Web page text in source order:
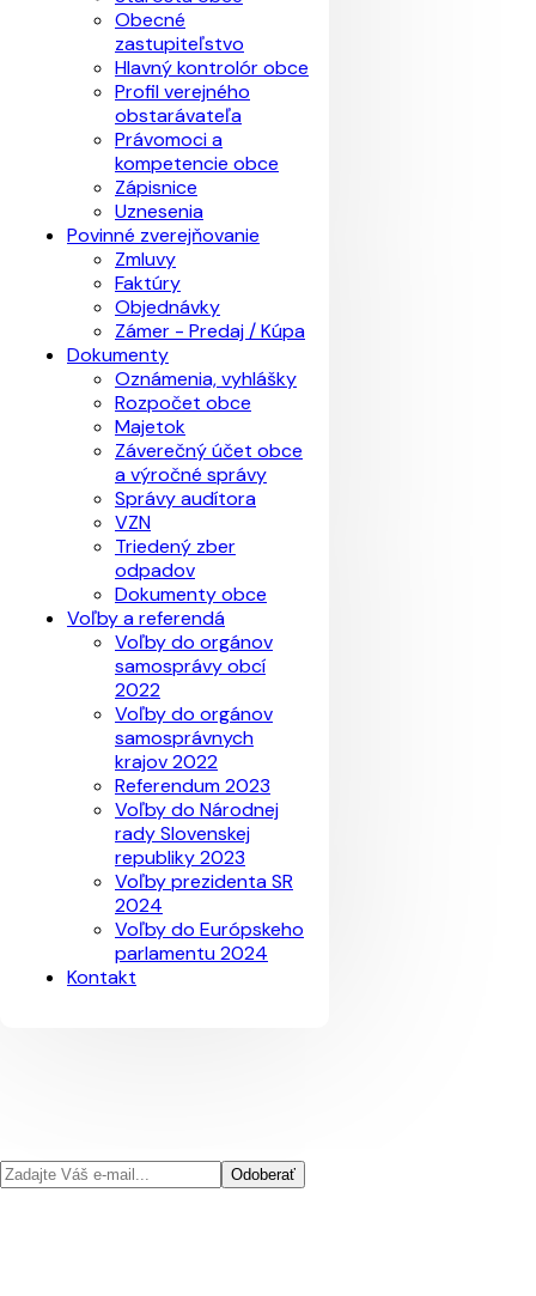
Obecné
zastupiteľstvo
Hlavný kontrolór obce
Profil verejného
obstarávateľa
Právomoci a
kompetencie obce
Zápisnice
Uznesenia
Povinné zverejňovanie
Zmluvy
Faktúry
Objednávky
Zámer - Predaj / Kúpa
Dokumenty
Oznámenia, vyhlášky
Rozpočet obce
Majetok
Záverečný účet obce
a výročné správy
Správy audítora
VZN
Triedený zber
odpadov
Dokumenty obce
Voľby a referendá
Voľby do orgánov
samosprávy obcí
2022
Voľby do orgánov
samosprávnych
krajov 2022
Referendum 2023
Voľby do Národnej
rady Slovenskej
republiky 2023
Voľby prezidenta SR
2024
Voľby do Európskeho
parlamentu 2024
Kontakt
Odoberať